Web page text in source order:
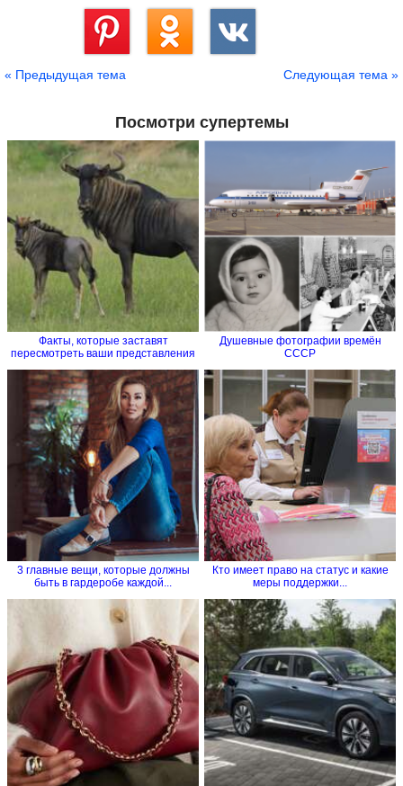
« Предыдущая тема Следующая тема »
Посмотри супертемы
Факты, которые заставят
пересмотреть ваши представления
Душевные фотографии времён
СССР
3 главные вещи, которые должны
быть в гардеробе каждой...
Кто имеет право на статус и какие
меры поддержки...